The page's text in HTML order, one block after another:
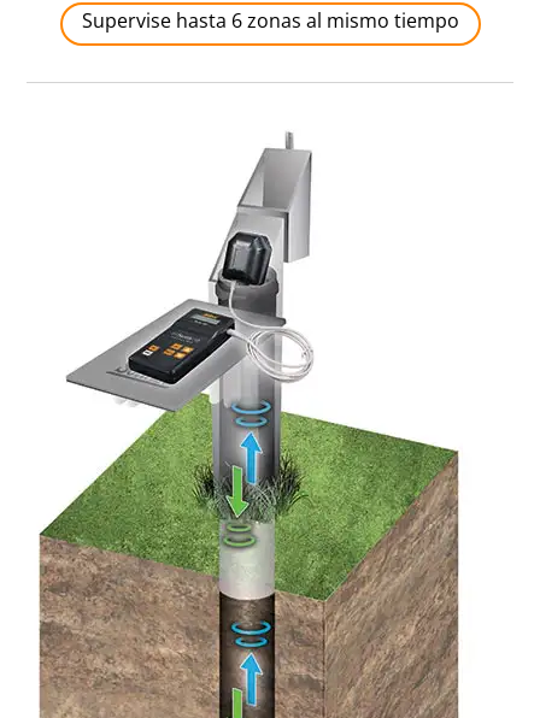
Supervise hasta 6 zonas al mismo tiempo